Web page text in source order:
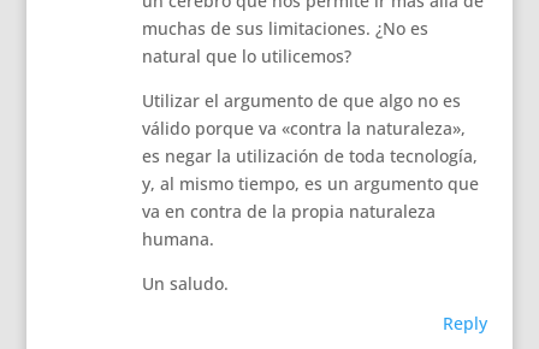
muchas de sus limitaciones. ¿No es
natural que lo utilicemos?
Utilizar el argumento de que algo no es
válido porque va «contra la naturaleza»,
es negar la utilización de toda tecnología,
y, al mismo tiempo, es un argumento que
va en contra de la propia naturaleza
humana.
Un saludo.
Reply